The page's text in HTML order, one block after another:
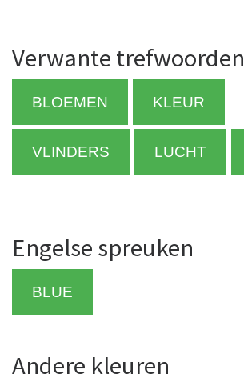
Verwante trefwoorden
BLOEMEN KLEUR
VLINDERS LUCHT
Engelse spreuken
BLUE
Andere kleuren